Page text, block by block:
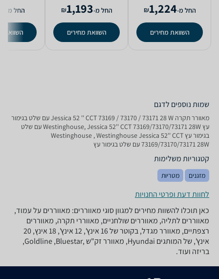
החל מ-1,224
₪
השוואת מחירים
החל מ-1,193
₪
השוואת מחירים
החל מ-
השוואת
שמות נוספים לדגם
‏מאוורר תקרה Jessica 52 '' CCT 73169 / 73170 / 73171 28 W עם שלט בגימור
עץ Westinghouse, Jessica 52'' CCT 73169/73170/73171 28W עם שלט
בגימור עץ Westinghouse , Westinghouse Jessica 52'' CCT
73169/73170/73171 28W עם שלט בגימור עץ
קטגוריות משלימות
מזגנים מטריות
לחוות דעת ופרטי החנויות
כאן תוכלו להשוות מחירים למגוון סוגי מאווררים: מאווררים על עמוד,
מאווררים לתליה, מאווררים שולחניים, מאווררי תקרה, מאווררים
רצפתיים, מאוורר מגדל, בקוטר של 16 אינץ', 12 אינץ', 18 אינץ, 20
אינץ', של המותגים Hyundai, מאוורר זק"ש ,Goldline ,Bluestar,
בריזה ועוד.